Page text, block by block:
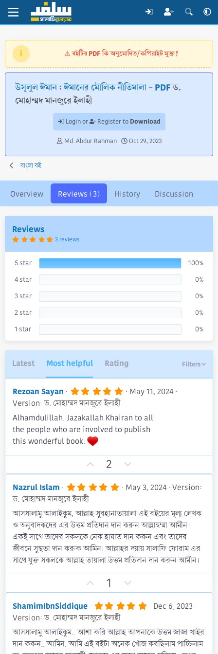
⚠️বইটির PDF কি অনুমোদিত/কপিরাইট মুক্ত?
উসূলুল ঈমান : ঈমানের মৌলিক নীতিমালা - PDFড.
মোহাম্মদ মানজুরে ইলাহী
Login or Register to Download
A
t
Md. Abdur Rahman
C
e
o
n
d
Oct 29, 2023
বাংলা বই
Overview Reviews (3) History Discussion
Reviews
5
0
0
s
t
a
(
s
3 reviews
5 star
100%
4 star
0%
3 star
0%
2 star
0%
1 star
0%
Latest Most helpful Rating Filters
Rezoan Sayan 5
0
s
t
a
(
s
May 11, 2024
Version: ড. মোহাম্মদ মানজুরে ইলাহী
Alhamdulillah. Jazakallah Khairan to all
the people who are involved to publish
this wonderful book.
p
v
t
e
2
o
w
v
o
t
e
Nazrul Islam 5
0
s
t
a
r
(
s
)
May 3, 2024 Version:
ড. মোহাম্মদ মানজুরে ইলাহী
আসসালামু আলাইকুম, আল্লাহ সুবহানাতায়ালা এই বইয়ের মূল্য লেখক
ও অনুবাদকদের এর উত্তম প্রতিদান দান করুন আল্লাহুম্মা আমীন।
একই সাথে তাদের সকলকে নেক হায়াত দান করুন এবং তাদের
জীবনে সুস্থতা দান করুক আমিন। আল্লাহর দয়ায় সালাফি ফোরাম এর
সাথে যুক্ত সকলকে আল্লাহ তায়ালা উত্তম প্রতিদান দান করুন আমীন।
p
v
o
t
e
1
o
w
v
o
ShamimIbnSiddique 5
0
s
t
a
Dec 6, 2023
Version: ড. মোহাম্মদ মানজুরে ইলাহী
আসসালামু আলাইকুম.. আশা করি আল্লাহ আপনাকে উত্তম জাজা খাইর
দান করুন.. আমিন. আমি এই বইটা অনেক খোঁজ করছিলাম পাচ্চিলাম